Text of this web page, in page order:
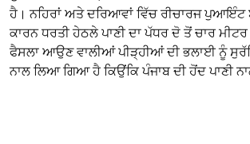
ਹੈ। ਨਹਿਰਾਂ ਅਤੇ ਦਰਿਆਵਾਂ ਵਿੱਚ ਰੀਚਾਰਜ ਪੁਆਇੰਟ
ਕਾਰਨ ਧਰਤੀ ਹੇਠਲੇ ਪਾਣੀ ਦਾ ਪੱਧਰ ਦੋ ਤੋਂ ਚਾਰ
ਫੈਸਲਾ ਆਉਣ ਵਾਲੀਆਂ ਪੀੜ੍ਹੀਆਂ ਦੀ ਭਲਾਈ ਨੂੰ
ਨਾਲ ਲਿਆ ਗਿਆ ਹੈ ਕਿਉਂਕਿ ਪੰਜਾਬ ਦੀ ਹੋਂਦ ਪਾਣੀ